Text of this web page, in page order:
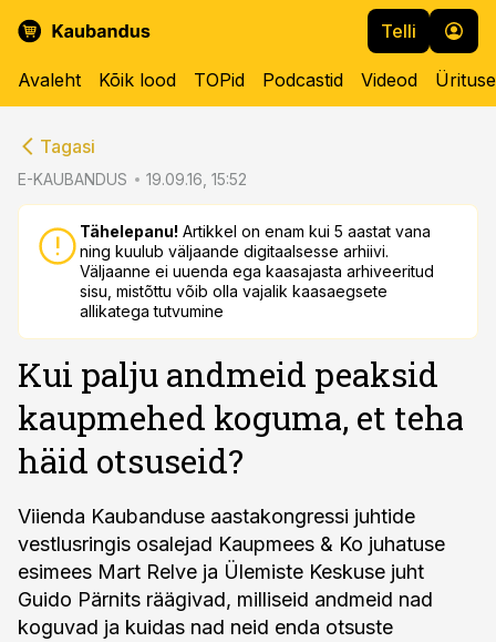
Telli
Avaleht Kõik lood TOPid Podcastid Videod
Tagasi
E-KAUBANDUS 19.09.16, 15:52
Tähelepanu! Artikkel on enam kui 5 aastat vana
ning kuulub väljaande digitaalsesse arhiivi.
Väljaanne ei uuenda ega kaasajasta arhiveeritud
sisu, mistõttu võib olla vajalik kaasaegsete
allikatega tutvumine
Kui palju andmeid peaksid
kaupmehed koguma, et teha
häid otsuseid?
Viienda Kaubanduse aastakongressi juhtide
vestlusringis osalejad Kaupmees & Ko juhatuse
esimees Mart Relve ja Ülemiste Keskuse juht
Guido Pärnits räägivad, milliseid andmeid nad
koguvad ja kuidas nad neid enda otsuste